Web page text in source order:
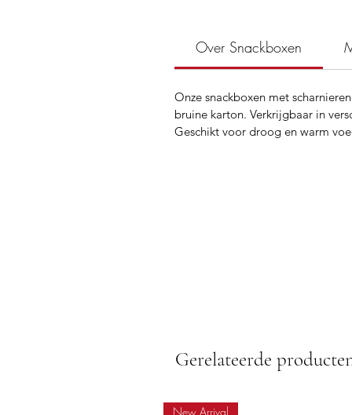
Gerelateerde
New Arrival
Over Snackboxen
Onze snackboxen met
bruine karton. Verkrijgbaar in
Geschikt voor droog en warm